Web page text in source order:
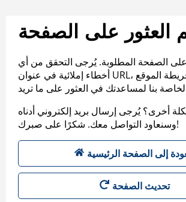
العثور على الصفحة
على الصفحة المطلوبة. يُرجى التحقق من أي
أخطاء إملائية في عنوان URL، أو عرض خريطة الموقع
أخرى؟ يُرجى إرسال بريد إلكتروني أدناه
وسنعاود التواصل معك. شكرًا على صبرك!
إلى الصفحة الرئيسية
تحديث الصفحة